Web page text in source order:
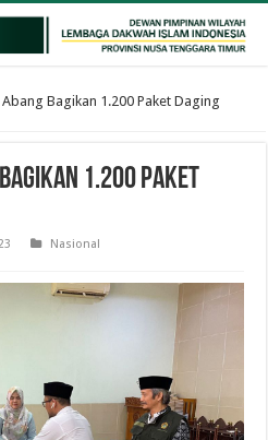
Bagikan 1.200 Paket Daging
1.200 Paket
Nasional